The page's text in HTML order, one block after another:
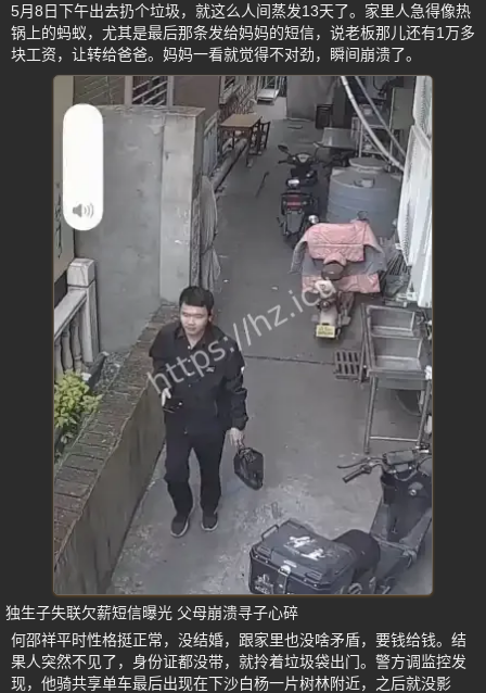
5月8日下午出去扔个垃圾，就这么人间蒸发13天了。家里人急得像热
锅上的蚂蚁，尤其是最后那条发给妈妈的短信，说老板那儿还有1万多
块工资，让转给爸爸。妈妈一看就觉得不对劲，瞬间崩溃了。
独生子失联欠薪短信曝光 父母崩溃寻子心碎
何邵祥平时性格挺正常，没结婚，跟家里也没啥矛盾，要钱给钱。结
果人突然不见了，身份证都没带，就拎着垃圾袋出门。警方调监控发
现，他骑共享单车最后出现在下沙白杨一片树林附近，之后就没影